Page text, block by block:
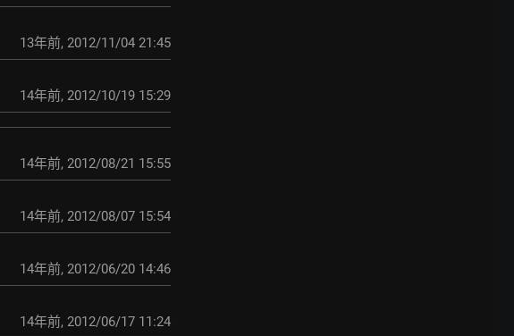
13年前, 2012/11/04 21:45
14年前, 2012/10/19 15:29
14年前, 2012/08/21 15:55
14年前, 2012/08/07 15:54
14年前, 2012/06/20 14:46
14年前, 2012/06/17 11:24